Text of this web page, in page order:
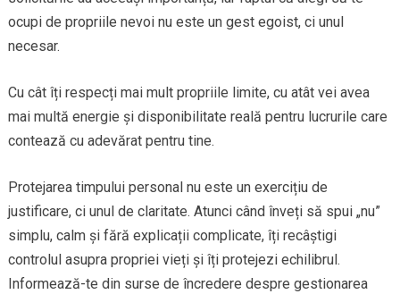
ocupi de propriile nevoi nu este un gest egoist, ci unul
necesar.
Cu cât îți respecți mai mult propriile limite, cu atât vei avea
mai multă energie și disponibilitate reală pentru lucrurile care
contează cu adevărat pentru tine.
Protejarea timpului personal nu este un exercițiu de
justificare, ci unul de claritate. Atunci când înveți să spui „nu”
simplu, calm și fără explicații complicate, îți recâștigi
controlul asupra propriei vieți și îți protejezi echilibrul.
Informează-te din surse de încredere despre gestionarea